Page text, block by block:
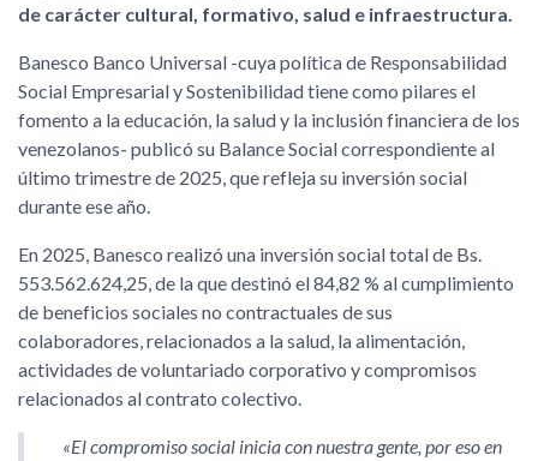
de carácter cultural, formativo, salud e infraestructura.
Banesco Banco Universal -cuya política de Responsabilidad
Social Empresarial y Sostenibilidad tiene como pilares el
fomento a la educación, la salud y la inclusión financiera de los
venezolanos- publicó su Balance Social correspondiente al
último trimestre de 2025, que refleja su inversión social
durante ese año.
En 2025, Banesco realizó una inversión social total de Bs.
553.562.624,25, de la que destinó el 84,82 % al cumplimiento
de beneficios sociales no contractuales de sus
colaboradores, relacionados a la salud, la alimentación,
actividades de voluntariado corporativo y compromisos
relacionados al contrato colectivo.
«El compromiso social inicia con nuestra gente, por eso en